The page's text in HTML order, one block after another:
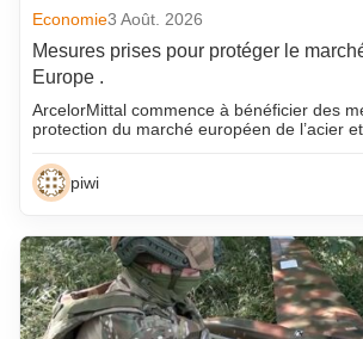
Economie3 Août. 2026
Mesures prises pour protéger le
Europe .
ArcelorMittal commence à bénéficier des
protection du marché européen de l’acier
piwi